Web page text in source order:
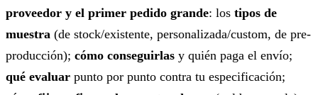
proveedor y el primer pedido grande: los tipos de
muestra (de stock/existente, personalizada/custom, de pre-
producción); cómo conseguirlas y quién paga el envío;
qué evaluar punto por punto contra tu especificación;